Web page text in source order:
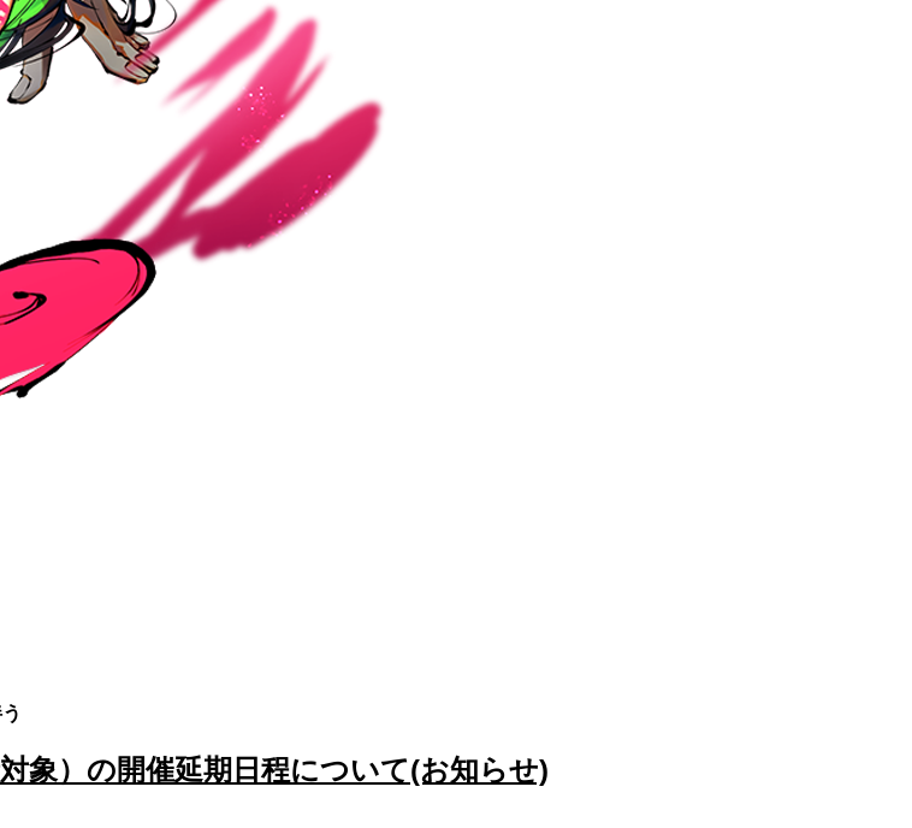
象）の開催延期日程について(お知らせ)